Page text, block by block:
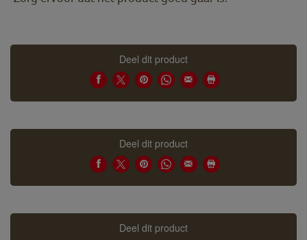
Deel dit product
Deel dit product
Deel dit product